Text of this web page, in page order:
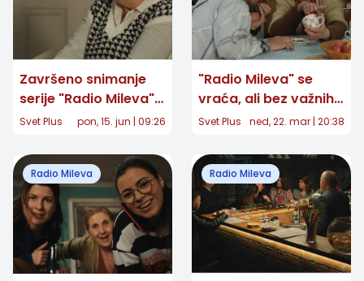
Završeno snimanje
serije "Radio Mileva":
Omiljena ekipa iz
oprostila od seta,
evo šta čeka
gledaoce!
Svet Plus pon, 15. jun | 09:26
"Radio Mileva" se
vraća, ali bez važnih
likova: Nova sezona
Svet Plus ned, 22. mar | 20:38
Radio Mileva Radio Mileva